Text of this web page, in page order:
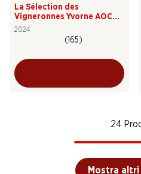
La Sélection des
Vigneronnes Yvorne AOC
Chablais
2024
(165)
24
Mostra